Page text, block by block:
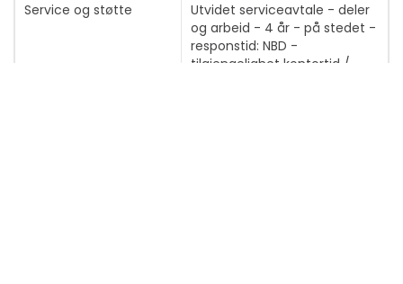
Service og støtte
Utvidet serviceavtale - deler
og arbeid - 4 år - på stedet -
responstid: NBD -
tilgjengelighet kontortid /